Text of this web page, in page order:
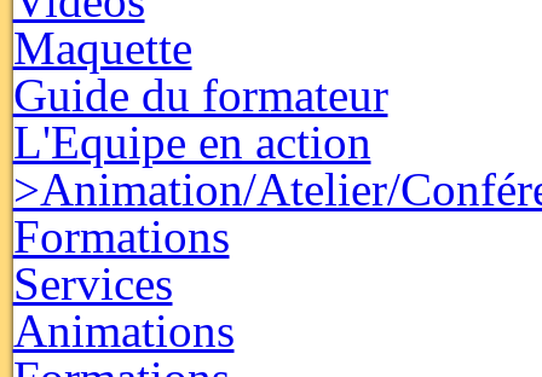
Maquette
Guide du formateur
L'Equipe en action
>Animation/Atelier/
Formations
Services
Animations